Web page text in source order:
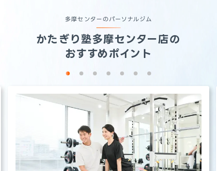
多摩センターのパーソナルジム
かたぎり塾多摩センター店の
おすすめポイント